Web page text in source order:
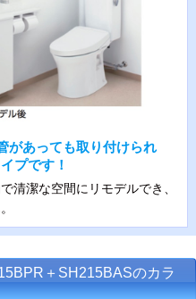
があっても取り付けられ
プです！
清潔な空間にリモデルでき、
＋SH215BASのカラ